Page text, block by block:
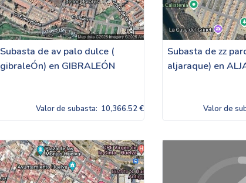
Subasta de av palo dulce (
gibraleÓn) en GIBRALEÓN
Valor de subasta: 10,366.52 €
Subasta de zz
aljaraque) en
Valor de